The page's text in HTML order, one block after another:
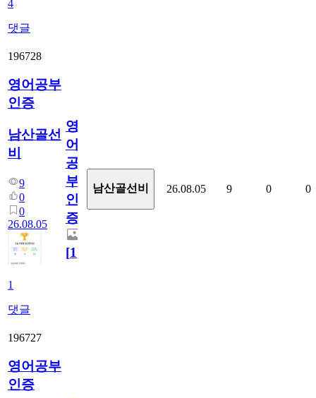
4
댓글
196728
영어공부
인증
남산골선
비
9
0
0
26.08.05
1
댓글
영
어
공
부
인
증
[1]
남산골선비 26.08.05 9 0 0
196727
영어공부
인증